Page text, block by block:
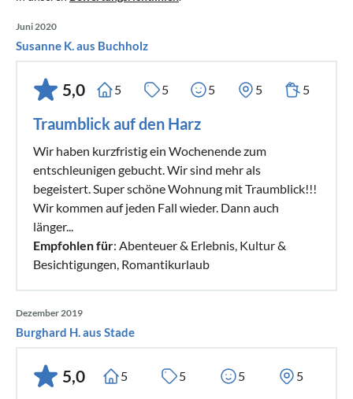
Juni 2020
Susanne K. aus Buchholz
5,0 5 5 5 5 5
Traumblick auf den Harz
Wir haben kurzfristig ein Wochenende zum
entschleunigen gebucht. Wir sind mehr als
begeistert. Super schöne Wohnung mit Traumblick!!!
Wir kommen auf jeden Fall wieder. Dann auch
länger...
Empfohlen für: Abenteuer & Erlebnis, Kultur &
Besichtigungen, Romantikurlaub
Dezember 2019
Burghard H. aus Stade
5,0 5 5 5 5